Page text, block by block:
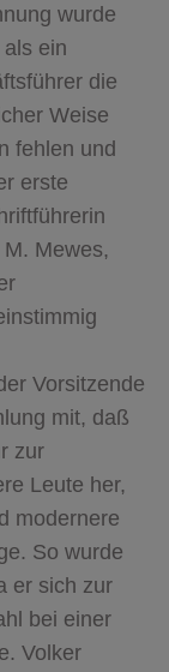
wurde
ein
die
Weise
fehlen und
erste
Mewes,
Vorsitzende
mit, daß
zur
Leute her,
modernere
So wurde
er sich zur
bei einer
Volker